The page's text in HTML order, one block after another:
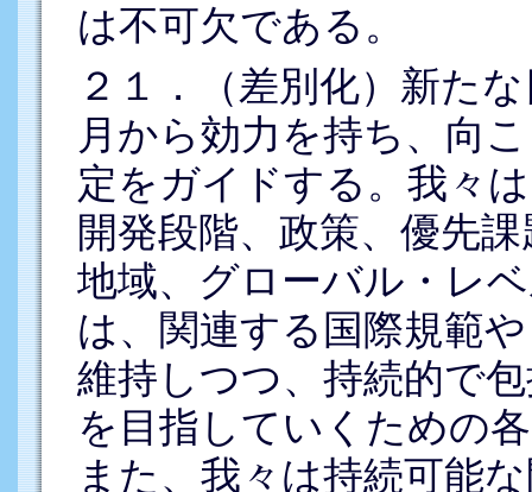
は不可欠である。
２１．（差別化）新た
月から効力を持ち、向
定をガイドする。我々
開発段階、政策、優先
地域、グローバル・レ
は、関連する国際規範
維持しつつ、持続的で
を目指していくための
また、我々は持続可能